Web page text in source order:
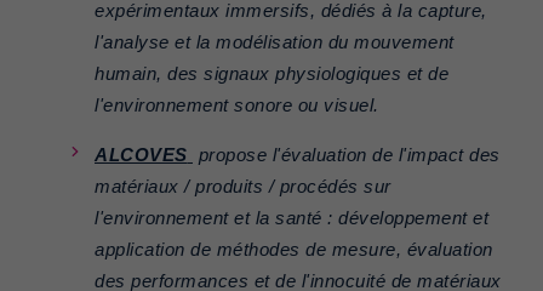
expérimentaux immersifs, dédiés à la capture,
l'analyse et la modélisation du mouvement
humain, des signaux physiologiques et de
l'environnement sonore ou visuel.
ALCOVES
propose l'évaluation de l'impact des
matériaux / produits / procédés sur
l'environnement et la santé : développement et
application de méthodes de mesure, évaluation
des performances et de l'innocuité de matériaux